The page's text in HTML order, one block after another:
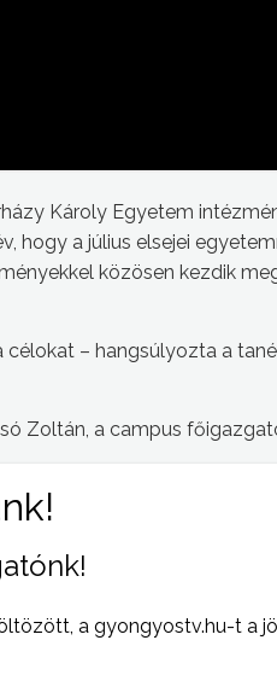
Károly Egyetem
hogy a július elsejei
közösen kezdik
– hangsúlyozta a
Zoltán, a campus
számmal választották az
is átadtak, majd Hiesz
fogatta, és átadta a
a gyongyostv.hu-t a